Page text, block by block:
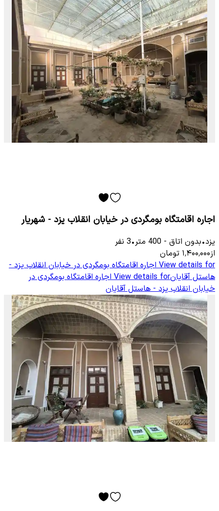
اجاره اقامتگاه بومگردی در خیابان انقلاب یزد - شهریار
یزد•بدون اتاق -
400 متر•
3 نفر
از۱٬۴۰۰٬۰۰۰ تومان
View details for اجاره اقامتگاه بومگردی در خیابان انقلاب یزد -
هاستل آقایانView details for اجاره اقامتگاه بومگردی در
خیابان انقلاب یزد - هاستل آقایان